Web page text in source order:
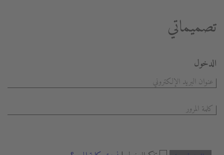
تصميماتي
الدخول